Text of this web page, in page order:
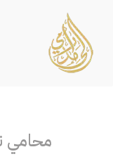
تخطى
إلى
المحتوى
محامي